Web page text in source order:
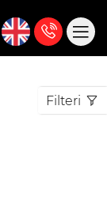
Filteri